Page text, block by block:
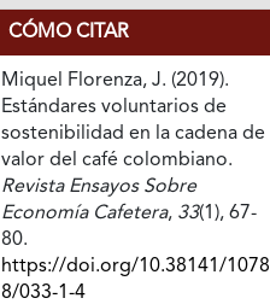
CÓMO CITAR
Miquel Florenza, J. (2019).
Estándares voluntarios de
sostenibilidad en la cadena de
valor del café colombiano.
Revista Ensayos Sobre
Economía Cafetera, 33(1), 67-
80.
https://doi.org/10.38141/1078
8/033-1-4